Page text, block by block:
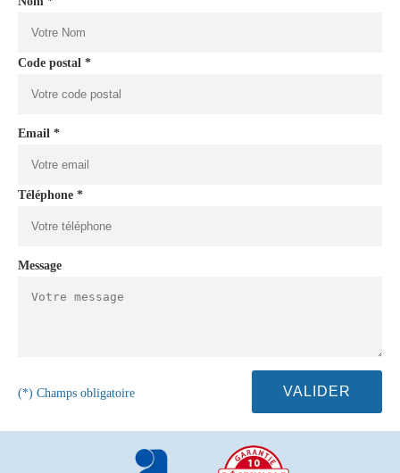
Code postal *
Email *
Téléphone *
Message
(*) Champs obligatoire